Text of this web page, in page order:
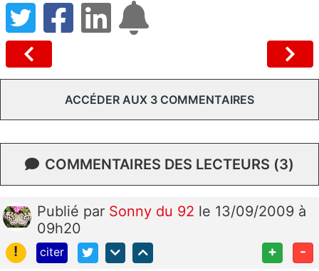
ACCÉDER AUX 3 COMMENTAIRES
COMMENTAIRES DES LECTEURS (3)
Publié par Sonny du 92 le 13/09/2009 à
09h20
!
citer + -